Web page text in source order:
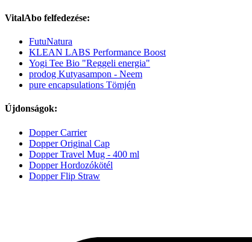
VitalAbo felfedezése:
FutuNatura
KLEAN LABS Performance Boost
Yogi Tee Bio "Reggeli energia"
prodog Kutyasampon - Neem
pure encapsulations Tömjén
Újdonságok:
Dopper Carrier
Dopper Original Cap
Dopper Travel Mug - 400 ml
Dopper Hordozókötél
Dopper Flip Straw